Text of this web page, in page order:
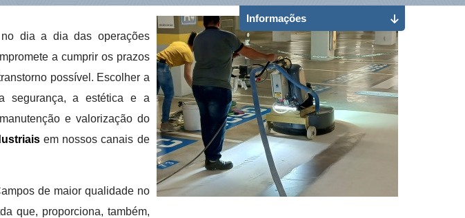
dia a dia das operações
a cumprir os prazos
possível. Escolher a
segurança, a estética e a
e valorização do
em nossos canais de
de maior qualidade no
que, proporciona, também,
Informações